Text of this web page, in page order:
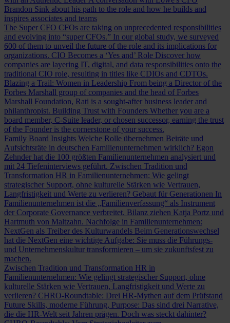
Brandon Sink about his path to the role and how he builds and
inspires associates and teams
The Super CFO CFOs are taking on unprecedented responsibilities
and evolving into “super CFOs.” In our global study, we surveyed
600 of them to unveil the future of the role and its implications for
organizations. CIO Becomes a ‘Yes and’ Role Discover how
companies are layering IT, digital, and data responsibilities onto the
traditional CIO role, resulting in titles like CDIOs and CDTOs.
Blazing a Trail: Women in Leadership From being a Director of the
Forbes Marshall group of companies and the head of Forbes
Marshall Foundation, Rati is a sought-after business leader and
philanthropist. Building Trust with Founders Whether you are a
board member, C-Suite leader, or chosen successor, earning the trust
of the Founder is the cornerstone of your success.
Family Board Insights Welche Rolle übernehmen Beiräte und
Aufsichtsräte in deutschen Familienunternehmen wirklich? Egon
Zehnder hat die 100 größten Familienunternehmen analysiert und
mit 24 Tiefeninterviews geführt. Zwischen Tradition und
Transformation HR in Familienunternehmen: Wie gelingt
strategischer Support, ohne kulturelle Stärken wie Vertrauen,
Langfristigkeit und Werte zu verlieren? Gebaut für Generationen In
Familienunternehmen ist die „Familienverfassung“ als Instrument
der Corporate Governance verbreitet. Bilanz ziehen Katja Portz und
Hartmuth von Maltzahn. Nachfolge in Familienunternehmen:
NextGen als Treiber des Kulturwandels Beim Generationswechsel
hat die NextGen eine wichtige Aufgabe: Sie muss die Führungs-
und Unternehmenskultur transformieren – um sie zukunftsfest zu
machen.
Zwischen Tradition und Transformation HR in
Familienunternehmen: Wie gelingt strategischer Support, ohne
kulturelle Stärken wie Vertrauen, Langfristigkeit und Werte zu
verlieren? CHRO-Roundtable: Drei HR-Mythen auf dem Prüfstand
Future Skills, moderne Führung, Purpose: Das sind drei Narrative,
die die HR-Welt seit Jahren prägen. Doch was steckt dahinter?